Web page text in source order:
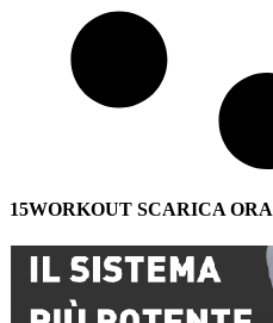
15WORKOUT SCARICA ORA